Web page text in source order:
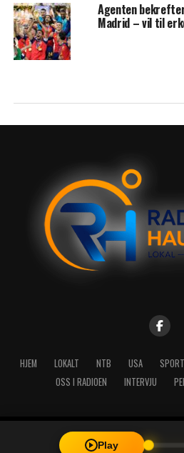
Agenten
Madrid – vil til
HJEM LOKALT NTB USA SPORT
OSS I RADIOEN
INTERVJU
Copyright © 2026 A-Media AS | Radio
5527 Haugesund - Mail:
Play